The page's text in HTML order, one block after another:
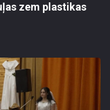
zem plastikas